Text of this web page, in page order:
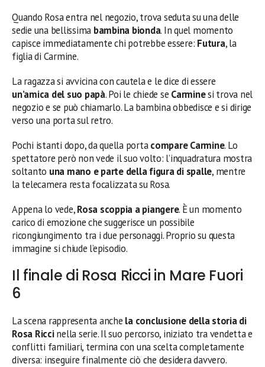
Quando Rosa entra nel negozio, trova seduta su una delle
sedie una bellissima bambina bionda. In quel momento
capisce immediatamente chi potrebbe essere: Futura, la
figlia di Carmine.
La ragazza si avvicina con cautela e le dice di essere
un’amica del suo papà. Poi le chiede se Carminesi trova nel
negozio e se può chiamarlo. La bambina obbedisce e si dirige
verso una porta sul retro.
Pochi istanti dopo, da quella portacompare Carmine. Lo
spettatore però non vede il suo volto: l’inquadratura mostra
soltanto una mano e parte della figura di spalle, mentre
la telecamera resta focalizzata su Rosa.
Appena lo vede,Rosa scoppia a piangere. È un momento
carico di emozione che suggerisce un possibile
ricongiungimento tra i due personaggi. Proprio su questa
immagine si chiude l’episodio.
Il finale di Rosa Ricci in Mare Fuori
6
La scena rappresenta anche la conclusione della storia di
Rosa Riccinella serie. Il suo percorso, iniziato tra vendetta e
conflitti familiari, termina con una scelta completamente
diversa: inseguire finalmente ciò che desidera davvero.